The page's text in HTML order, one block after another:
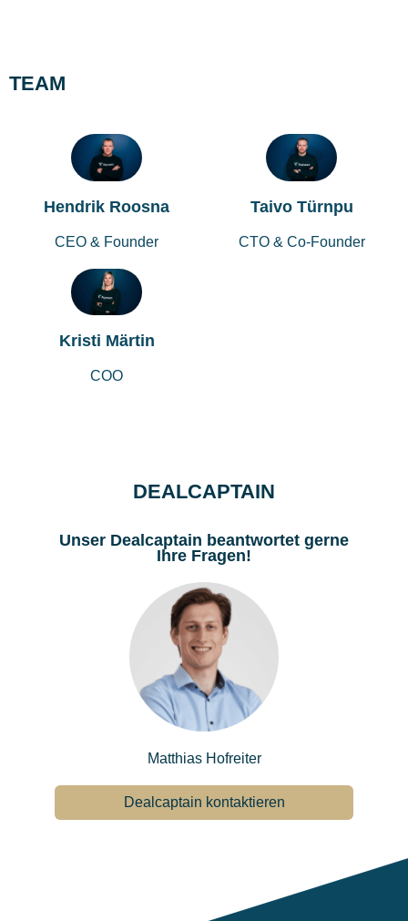
TEAM
Hendrik Roosna
CEO & Founder
Taivo Türnpu
CTO & Co-Founder
Kristi Märtin
COO
DEALCAPTAIN
Unser Dealcaptain beantwortet gerne
Ihre Fragen!
Matthias Hofreiter
Dealcaptain kontaktieren